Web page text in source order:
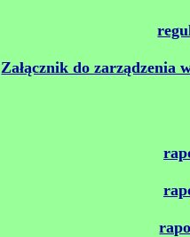
Załącznik do zarządzenia